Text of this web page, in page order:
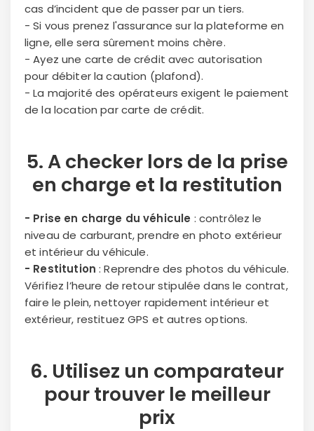
cas d’incident que de passer par un tiers.
- Si vous prenez l'assurance sur la plateforme en
ligne, elle sera sûrement moins chère.
- Ayez une carte de crédit avec autorisation
pour débiter la caution (plafond).
- La majorité des opérateurs exigent le paiement
de la location par carte de crédit.
5. A checker lors de la prise
en charge et la restitution
- Prise en charge du véhicule : contrôlez le
niveau de carburant, prendre en photo extérieur
et intérieur du véhicule.
- Restitution : Reprendre des photos du véhicule.
Vérifiez l’heure de retour stipulée dans le contrat,
faire le plein, nettoyer rapidement intérieur et
extérieur, restituez GPS et autres options.
6. Utilisez un comparateur
pour trouver le meilleur
prix